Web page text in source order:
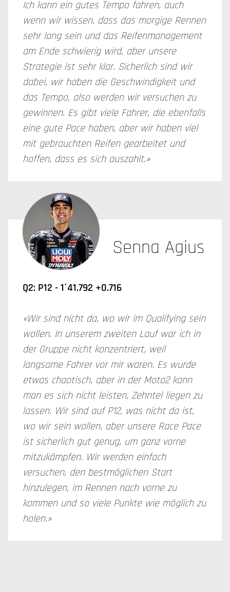
Ich kann ein gutes Tempo fahren, auch
wenn wir wissen, dass das morgige Rennen
sehr lang sein und das Reifenmanagement
am Ende schwierig wird, aber unsere
Strategie ist sehr klar. Sicherlich sind wir
dabei, wir haben die Geschwindigkeit und
das Tempo, also werden wir versuchen zu
gewinnen. Es gibt viele Fahrer, die ebenfalls
eine gute Pace haben, aber wir haben viel
mit gebrauchten Reifen gearbeitet und
hoffen, dass es sich auszahlt.»
Senna Agius
Q2: P12 - 1´41.792 +0.716
«Wir sind nicht da, wo wir im Qualifying sein
wollen. In unserem zweiten Lauf war ich in
der Gruppe nicht konzentriert, weil
langsame Fahrer vor mir waren. Es wurde
etwas chaotisch, aber in der Moto2 kann
man es sich nicht leisten, Zehntel liegen zu
lassen. Wir sind auf P12, was nicht da ist,
wo wir sein wollen, aber unsere Race Pace
ist sicherlich gut genug, um ganz vorne
mitzukämpfen. Wir werden einfach
versuchen, den bestmöglichen Start
hinzulegen, im Rennen nach vorne zu
kommen und so viele Punkte wie möglich zu
holen.»